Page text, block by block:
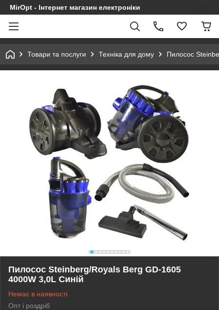
MirOpt - Інтернет магазин електроніки
Товари та послуги Техніка для дому Пилосос
Пилосос Steinberg/Royals Berg GD-1605
4000W 3,0L Синій
Немає в наявності
Опт і роздріб